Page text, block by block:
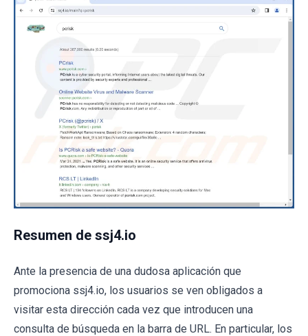
Resumen de ssj4.io
Ante la presencia de una dudosa aplicación que
promociona ssj4.io, los usuarios se ven obligados a
visitar esta dirección cada vez que introducen una
consulta de búsqueda en la barra de URL. En particular, los